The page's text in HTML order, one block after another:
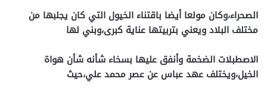
الصحراء،وكان مولعا أيضا باقتناء الخيول التي كان يجلبها من
مختلف البلاد ويعني بتربيتها عناية كبرى،وبني لها
الاصطبلات الضخمة وأنفق عليها بسخاء شأنه شأن هواة
الخيل،ويختلف عهد عباس عن عصر محمد علي،حيث